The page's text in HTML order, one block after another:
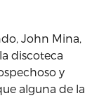
John Mina,
discoteca
y
alguna de la